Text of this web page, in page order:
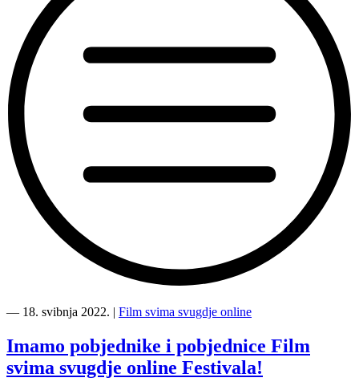
filmovi
Film
svima
svugdje
― 18. svibnja 2022. | Film svima svugdje online
Imamo pobjednike i pobjednice Film
svima svugdje online Festivala!